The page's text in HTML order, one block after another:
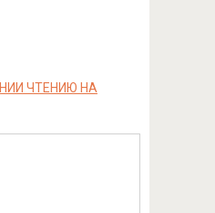
ЧТЕНИЮ НА